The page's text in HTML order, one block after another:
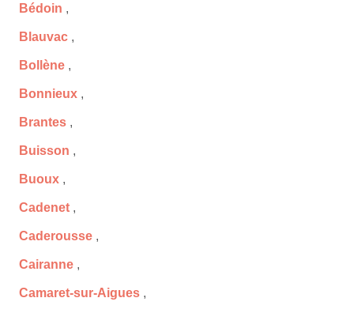
Bédoin ,
Blauvac ,
Bollène ,
Bonnieux ,
Brantes ,
Buisson ,
Buoux ,
Cadenet ,
Caderousse ,
Cairanne ,
Camaret-sur-Aigues ,